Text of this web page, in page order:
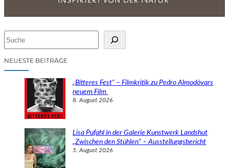
cNEUESTE BEITRÄGE
„Bitteres Fest“ – Filmkritik zu Pedro Almodóvars
neuem Film
8. August 2026
Lisa Pufahl in der Galerie Kunstwerk Landshut
„Zwischen den Stühlen“ – Ausstellungsbericht
5. August 2026